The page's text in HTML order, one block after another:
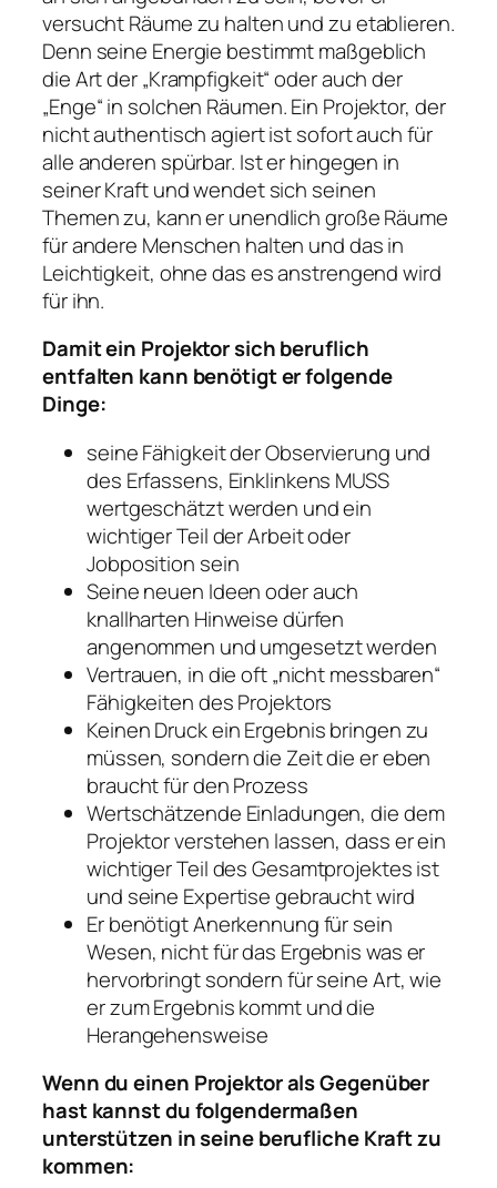
versucht Räume zu halten und zu etablieren.
Denn seine Energie bestimmt maßgeblich
die Art der „Krampfigkeit“ oder auch der
„Enge“ in solchen Räumen. Ein Projektor, der
nicht authentisch agiert ist sofort auch für
alle anderen spürbar. Ist er hingegen in
seiner Kraft und wendet sich seinen
Themen zu, kann er unendlich große Räume
für andere Menschen halten und das in
Leichtigkeit, ohne das es anstrengend wird
für ihn.
Damit ein Projektor sich beruflich
entfalten kann benötigt er folgende
Dinge:
seine Fähigkeit der Observierung und
des Erfassens, Einklinkens MUSS
wertgeschätzt werden und ein
wichtiger Teil der Arbeit oder
Jobposition sein
Seine neuen Ideen oder auch
knallharten Hinweise dürfen
angenommen und umgesetzt werden
Vertrauen, in die oft „nicht messbaren“
Fähigkeiten des Projektors
Keinen Druck ein Ergebnis bringen zu
müssen, sondern die Zeit die er eben
braucht für den Prozess
Wertschätzende Einladungen, die dem
Projektor verstehen lassen, dass er ein
wichtiger Teil des Gesamtprojektes ist
und seine Expertise gebraucht wird
Er benötigt Anerkennung für sein
Wesen, nicht für das Ergebnis was er
hervorbringt sondern für seine Art, wie
er zum Ergebnis kommt und die
Herangehensweise
Wenn du einen Projektor als Gegenüber
hast kannst du folgendermaßen
unterstützen in seine berufliche Kraft zu
kommen: